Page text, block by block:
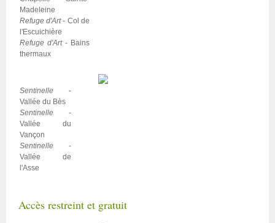
Madeleine
Refuge d'Art- Col de
l'Escuichière
Refuge d'Art- Bains
thermaux
Sentinelle -
Vallée du Bès
Sentinelle -
Vallée du
Vançon
Sentinelle -
Vallée de
l'Asse
Accès restreint et gratuit